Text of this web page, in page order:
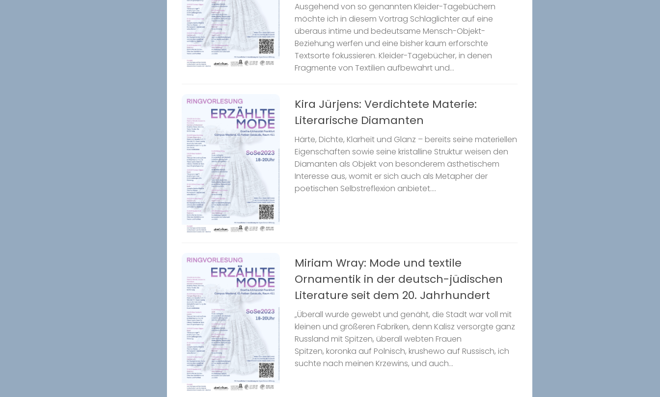
Ausgehend von so genannten Kleider-Tagebüchern
möchte ich in diesem Vortrag Schlaglichter auf eine
überaus intime und bedeutsame Mensch-Objekt-
Beziehung werfen und eine bisher kaum erforschte
Textsorte fokussieren. Kleider-Tagebücher, in denen
Fragmente von Textilien aufbewahrt und...
Kira Jürjens: Verdichtete Materie:
Literarische Diamanten
Härte, Dichte, Klarheit und Glanz – bereits seine materiellen
Eigenschaften sowie seine kristalline Struktur weisen den
Diamanten als Objekt von besonderem ästhetischem
Interesse aus, womit er sich auch als Metapher der
poetischen Selbstreflexion anbietet....
Miriam Wray: Mode und textile
Ornamentik in der deutsch-jüdischen
Literature seit dem 20. Jahrhundert
„Überall wurde gewebt und genäht, die Stadt war voll mit
kleinen und größeren Fabriken, denn Kalisz versorgte ganz
Russland mit Spitzen, überall webten Frauen
Spitzen, koronka auf Polnisch, krushewo auf Russisch, ich
suchte nach meinen Krzewins, und auch...